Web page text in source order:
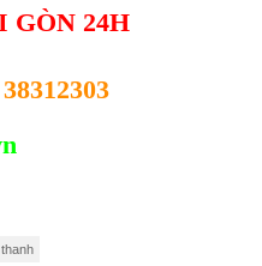
GÒN 24H